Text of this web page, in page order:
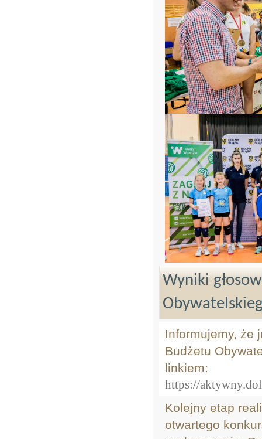
Wyniki
Informujemy, że
Budżetu
linkiem:
https://
Kolejny etap
otwartego